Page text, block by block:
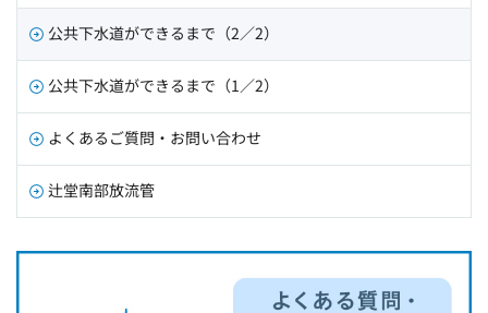
公共下水道ができるまで（2／2）
公共下水道ができるまで（1／2）
よくあるご質問・お問い合わせ
辻堂南部放流管